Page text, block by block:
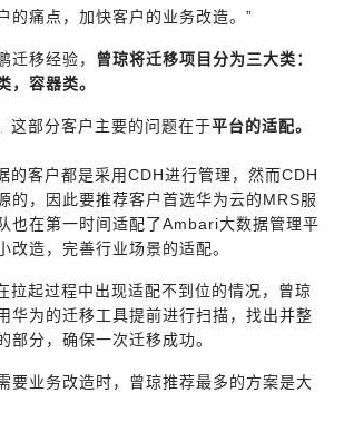
的痛点，加快客户的业务改造。”
迁移经验， 曾琼将迁移项目分为三大类：
，容器类。
这部分客户主要的问题在于平台的适配。
的客户都是采用CDH进行管理，然而CDH
的，因此要推荐客户首选华为云的MRS服
也在第一时间适配了Ambari大数据管理平
改造，完善行业场景的适配。
拉起过程中出现适配不到位的情况，曾琼
华为的迁移工具提前进行扫描，找出并整
部分，确保一次迁移成功。
要业务改造时，曾琼推荐最多的方案是大